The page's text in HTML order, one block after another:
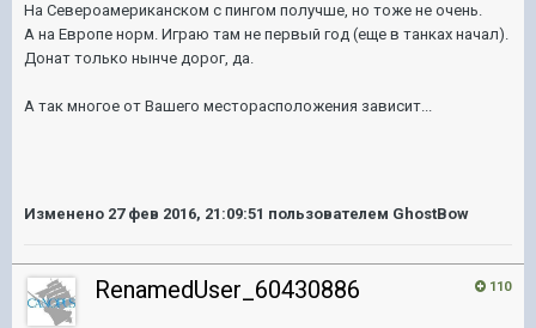
На Североамериканском с пингом получше, но тоже не очень.
А на Европе норм. Играю там не первый год (еще в танках начал).
Донат только нынче дорог, да.
А так многое от Вашего месторасположения зависит...
Изменено 27 фев 2016, 21:09:51 пользователем GhostBow
110
RenamedUser_60430886